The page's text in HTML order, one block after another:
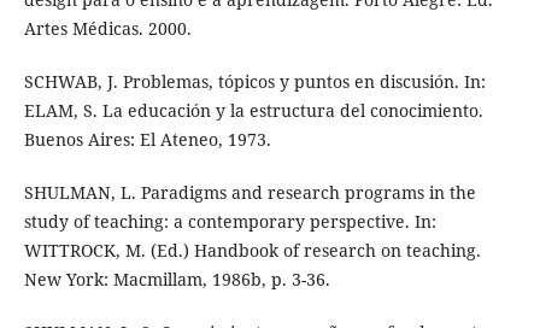
Artes Médicas. 2000.
SCHWAB, J. Problemas, tópicos y puntos en discusión. In:
ELAM, S. La educación y la estructura del conocimiento.
Buenos Aires: El Ateneo, 1973.
SHULMAN, L. Paradigms and research programs in the
study of teaching: a contemporary perspective. In:
WITTROCK, M. (Ed.) Handbook of research on teaching.
New York: Macmillam, 1986b, p. 3-36.